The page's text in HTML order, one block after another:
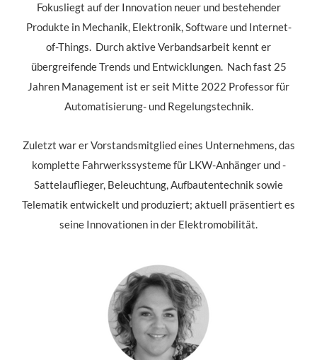
Fokusliegt auf der Innovation neuer und bestehender
Produkte in Mechanik, Elektronik, Software und Internet-
of-Things. Durch aktive Verbandsarbeit kennt er
übergreifende Trends und Entwicklungen. Nach fast 25
Jahren Management ist er seit Mitte 2022 Professor für
Automatisierung- und Regelungstechnik.
Zuletzt war er Vorstandsmitglied eines Unternehmens, das
komplette Fahrwerkssysteme für LKW-Anhänger und -
Sattelauflieger, Beleuchtung, Aufbautentechnik sowie
Telematik entwickelt und produziert; aktuell präsentiert es
seine Innovationen in der Elektromobilität.